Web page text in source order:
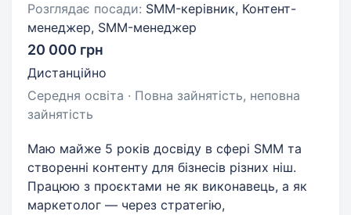
Розглядає посади: SMM-керівник, Контент-
менеджер, SMM-менеджер
20 000 грн
Дистанційно
Середня освіта · Повна зайнятість, неповна
зайнятість
Маю майже 5 років досвіду в сфері SMM та
створенні контенту для бізнесів різних ніш.
Працюю з проєктами не як виконавець, а як
маркетолог — через стратегію,